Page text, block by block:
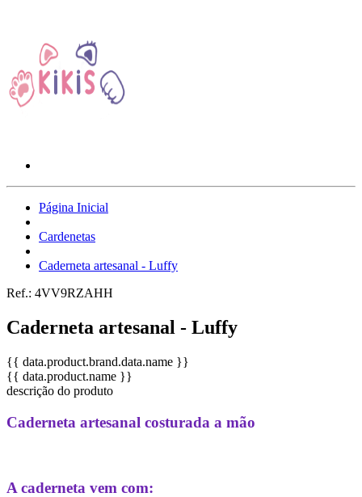
Página Inicial
Cardenetas
Caderneta artesanal - Luffy
Ref.: 4VV9RZAHH
Caderneta artesanal - Luffy
{{ data.product.brand.data.name }}
{{ data.product.name }}
descrição do produto
Caderneta artesanal costurada a mão
A caderneta vem com: